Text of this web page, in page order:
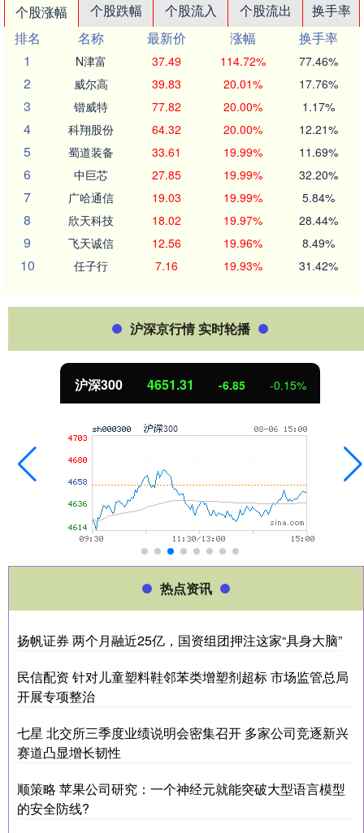
个股涨幅 个股跌幅 个股流入 个股流出
换手率
排名
名称 最新价 涨幅
换手率
1
N津富 37.49 114.72% 77.46%
2 威尔高 39.83 20.01% 17.76%
3 锴威特 77.82 20.00% 1.17%
4 科翔股份 64.32 20.00% 12.21%
5 蜀道装备 33.61 19.99% 11.69%
6 中巨芯 27.85 19.99% 32.20%
7 广哈通信 19.03 19.99% 5.84%
8 欣天科技 18.02 19.97% 28.44%
9 飞天诚信 12.56 19.96% 8.49%
10 任子行 7.16 19.93% 31.42%
沪深京行情 实时轮播
沪深300 4651.31 -6.85 -0.15%
热点资讯
扬帆证券 两个月融近25亿，国资组团押注这家“具身大脑”
民信配资 针对儿童塑料鞋邻苯类增塑剂超标 市场监管总局
开展专项整治
七星 北交所三季度业绩说明会密集召开 多家公司竞逐新兴
赛道凸显增长韧性
顺策略 苹果公司研究：一个神经元就能突破大型语言模型
的安全防线?